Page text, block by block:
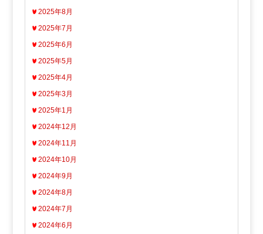
2025年8月
2025年7月
2025年6月
2025年5月
2025年4月
2025年3月
2025年1月
2024年12月
2024年11月
2024年10月
2024年9月
2024年8月
2024年7月
2024年6月